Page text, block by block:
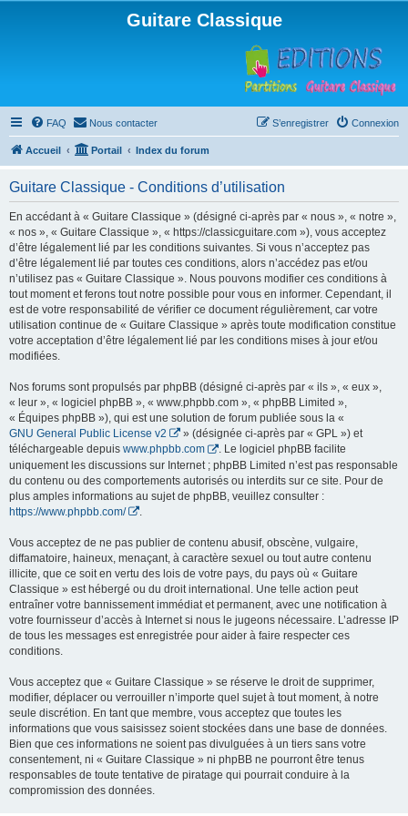
Guitare Classique
FAQ Nous contacter Connexion
S’enregistrer
Accueil Portail Index du forum
Guitare Classique - Conditions d’utilisation
En accédant à « Guitare Classique » (désigné ci-après par « nous », « notre »,
« nos », « Guitare Classique », « https://classicguitare.com »), vous acceptez
d’être légalement lié par les conditions suivantes. Si vous n’acceptez pas
d’être légalement lié par toutes ces conditions, alors n’accédez pas et/ou
n’utilisez pas « Guitare Classique ». Nous pouvons modifier ces conditions à
tout moment et ferons tout notre possible pour vous en informer. Cependant, il
est de votre responsabilité de vérifier ce document régulièrement, car votre
utilisation continue de « Guitare Classique » après toute modification constitue
votre acceptation d’être légalement lié par les conditions mises à jour et/ou
modifiées.
Nos forums sont propulsés par phpBB (désigné ci-après par « ils », « eux »,
« leur », « logiciel phpBB », « www.phpbb.com », « phpBB Limited »,
« Équipes phpBB »), qui est une solution de forum publiée sous la «
GNU General Public License v2
» (désignée ci-après par « GPL ») et
téléchargeable depuis www.phpbb.com
. Le logiciel phpBB facilite
uniquement les discussions sur Internet ; phpBB Limited n’est pas responsable
du contenu ou des comportements autorisés ou interdits sur ce site. Pour de
plus amples informations au sujet de phpBB, veuillez consulter :
https://www.phpbb.com/
Vous acceptez de ne pas publier de contenu abusif, obscène, vulgaire,
diffamatoire, haineux, menaçant, à caractère sexuel ou tout autre contenu
illicite, que ce soit en vertu des lois de votre pays, du pays où « Guitare
Classique » est hébergé ou du droit international. Une telle action peut
entraîner votre bannissement immédiat et permanent, avec une notification à
votre fournisseur d’accès à Internet si nous le jugeons nécessaire. L’adresse IP
de tous les messages est enregistrée pour aider à faire respecter ces
conditions.
Vous acceptez que « Guitare Classique » se réserve le droit de supprimer,
modifier, déplacer ou verrouiller n’importe quel sujet à tout moment, à notre
seule discrétion. En tant que membre, vous acceptez que toutes les
informations que vous saisissez soient stockées dans une base de données.
Bien que ces informations ne soient pas divulguées à un tiers sans votre
consentement, ni « Guitare Classique » ni phpBB ne pourront être tenus
responsables de toute tentative de piratage qui pourrait conduire à la
compromission des données.